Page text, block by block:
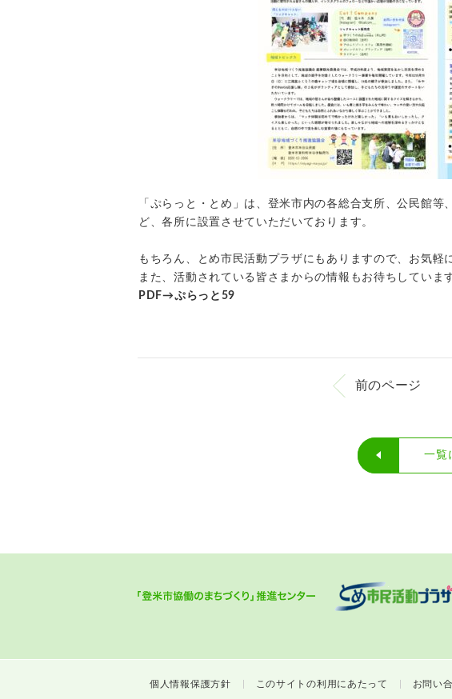
「ぷらっと・とめ」は、登米市内の各総合支所、公民館
ど、各所に設置させていただいております。
もちろん、とめ市民活動プラザにもありますので、お気軽
また、活動されている皆さまからの情報もお待ちしていま
PDF→ぷらっと59
前のページ
一覧
個人情報保護方針 このサイトの利用にあたって お問い